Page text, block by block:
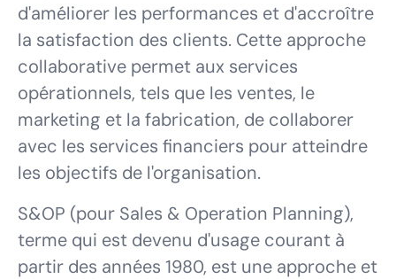
d'améliorer les performances et d'accroître
la satisfaction des clients. Cette approche
collaborative permet aux services
opérationnels, tels que les ventes, le
marketing et la fabrication, de collaborer
avec les services financiers pour atteindre
les objectifs de l'organisation.
S&OP (pour Sales & Operation Planning),
terme qui est devenu d'usage courant à
partir des années 1980, est une approche et